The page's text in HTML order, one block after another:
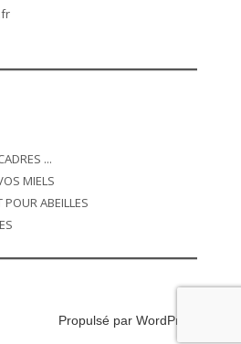
...
MIELS
ABEILLES
Propulsé par WordPress